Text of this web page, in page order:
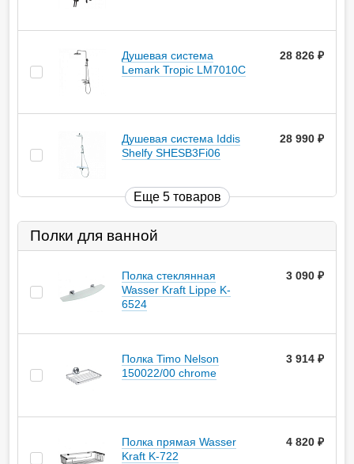
Душевая система
Lemark Tropic LM7010C
28 826
Душевая система Iddis
Shelfy SHESB3Fi06
28 990
Еще 5 товаров
Полки для ванной
Полка стеклянная
Wasser Kraft Lippe K-
6524
3 090
Полка Timo Nelson
150022/00 chrome
3 914
Полка прямая Wasser
Kraft K-722
4 820